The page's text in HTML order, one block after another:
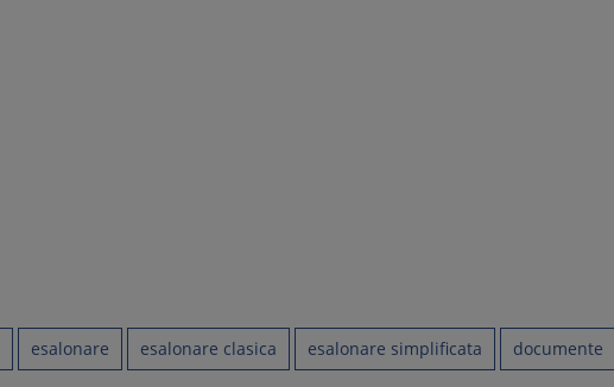
esalonare esalonare clasica esalonare simplificata documente